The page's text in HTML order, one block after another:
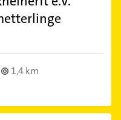
1,4 km